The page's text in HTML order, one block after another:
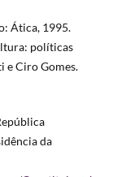
Ática, 1995.
políticas
e Ciro Gomes.
da